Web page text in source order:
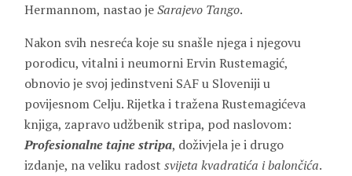
Hermannom, nastao jeSarajevo Tango.
Nakon svih nesreća koje su snašle njega i njegovu
porodicu, vitalni i neumorni Ervin Rustemagić,
obnovio je svoj jedinstveni SAF u Sloveniji u
povijesnom Celju. Rijetka i tražena Rustemagićeva
knjiga, zapravo udžbenik stripa, pod naslovom:
Profesionalne tajne stripa, doživjela je i drugo
izdanje, na veliku radost svijeta kvadratića i balončića.